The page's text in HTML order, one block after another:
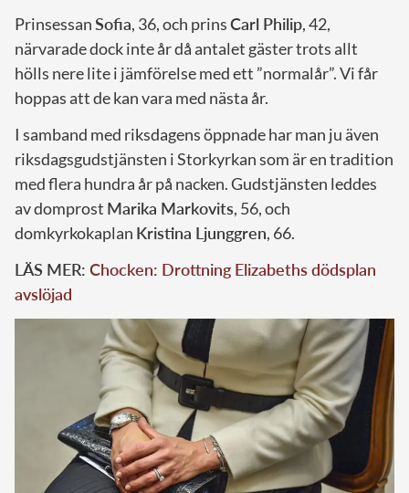
PrinsessanSofia, 36, och prinsCarl Philip, 42,
närvarade dock inte år då antalet gäster trots allt
hölls nere lite i jämförelse med ett ”normalår”. Vi får
hoppas att de kan vara med nästa år.
I samband med riksdagens öppnade har man ju även
riksdagsgudstjänsten i Storkyrkan som är en tradition
med flera hundra år på nacken. Gudstjänsten leddes
av domprost Marika Markovits, 56, och
domkyrkokaplan Kristina Ljunggren, 66.
LÄS MER: Chocken: Drottning Elizabeths dödsplan
avslöjad